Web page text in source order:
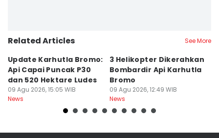
Related Articles See More
Update Karhutla Bromo:
Api Capai Puncak P30
dan 520 Hektare Ludes
09 Agu 2026, 15:05 WIB
News
3 Helikopter Dikerahkan
Bombardir Api Karhutla
Bromo
09 Agu 2026, 12:49 WIB
News